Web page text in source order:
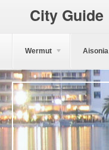
City Guide
Wermut Aisonia